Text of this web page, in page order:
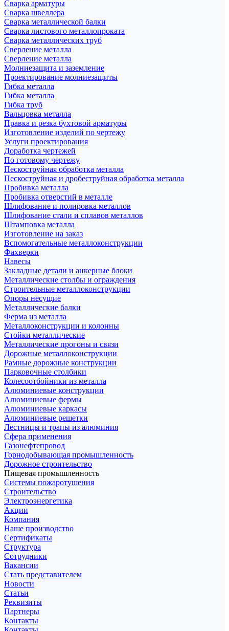
Сварка арматуры
Сварка швеллера
Сварка металлической балки
Сварка листового металлопроката
Сварка металлических труб
Сверление металла
Сверление металла
Молниезащита и заземление
Проектирование молниезащиты
Гибка металла
Гибка металла
Гибка труб
Вальцовка металла
Правка и резка бухтовой арматуры
Изготовление изделий по чертежу
Услуги проектирования
Доработка чертежей
По готовому чертежу
Пескоструйная обработка металла
Пескоструйная и дробеструйная обработка металла
Пробивка металла
Пробивка отверстий в металле
Шлифование и полировка металлов
Шлифование стали и сплавов металлов
Штамповка металла
Изготовление на заказ
Вспомогательные металлоконструкции
Фахверки
Навесы
Закладные детали и анкерные блоки
Металлические столбы и ограждения
Строительные металлоконструкции
Опоры несущие
Металлические балки
Ферма из металла
Металлоконструкции и колонны
Стойки металлические
Металлические прогоны и связи
Дорожные металлоконструкции
Рамные дорожные конструкции
Парковочные столбики
Колесоотбойники из металла
Алюминиевые конструкции
Алюминиевые фермы
Алюминиевые каркасы
Алюминиевые решетки
Лестницы и трапы из алюминия
Сфера применения
Газонефтепровод
Горнодобывающая промышленность
Дорожное строительство
Пищевая промышленность
Системы пожаротушения
Строительство
Электроэнергетика
Акции
Компания
Наше производство
Сертификаты
Структура
Сотрудники
Вакансии
Стать представителем
Новости
Статьи
Реквизиты
Партнеры
Контакты